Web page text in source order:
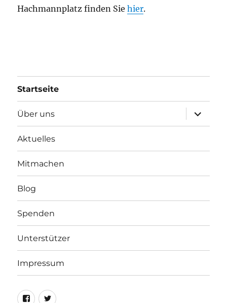
Hachmannplatz finden Siehier.
Startseite
Über uns
öffnen
Aktuelles
Mitmachen
Blog
Spenden
Unterstützer
Impressum
FacebookTwitter